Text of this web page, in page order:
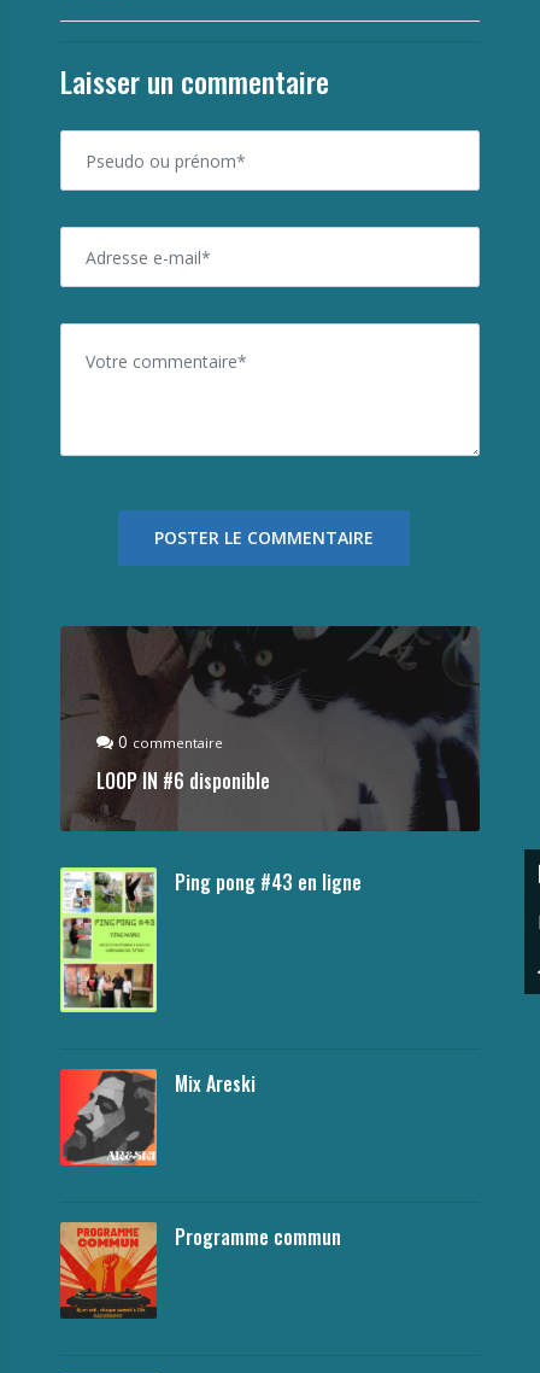
Laisser un commentaire
0 commentaire
LOOP IN #6 disponible
Ping pong #43 en ligne
Mix Areski
Programme commun